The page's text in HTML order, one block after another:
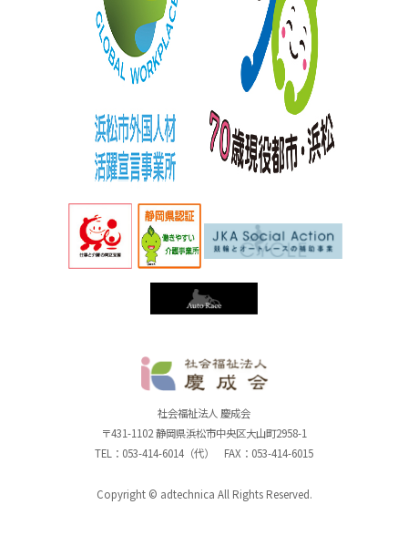
社会福祉法人 慶成会
〒431-1102 静岡県浜松市中央区大山町2958-1
TEL：053-414-6014（代） FAX：053-414-6015
Copyright © adtechnica All Rights Reserved.